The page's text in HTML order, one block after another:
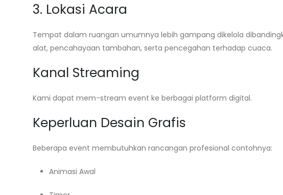
3. Lokasi Acara
Tempat dalam ruangan umumnya lebih gampang dikelola
alat, pencahayaan tambahan, serta pencegahan terhadap cuaca.
Kanal Streaming
Kami dapat mem-stream event ke berbagai platform digital.
Keperluan Desain Grafis
Beberapa event membutuhkan rancangan profesional contohnya:
Animasi Awal